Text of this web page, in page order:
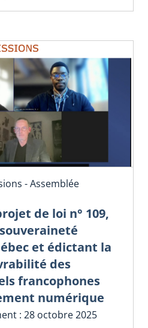
- Assemblée
de loi n° 109,
et édictant la
des
francophones
numérique
: 28 octobre 2025